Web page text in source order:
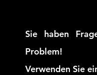
Sie haben
Problem!
Verwenden Sie